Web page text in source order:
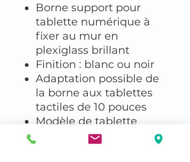
Borne support pour
tablette numérique à
fixer au mur en
plexiglass brillant
Finition : blanc ou noir
Adaptation possible de
la borne aux tablettes
tactiles de 10 pouces
Modèle de tablette
tactile à préciser auprès